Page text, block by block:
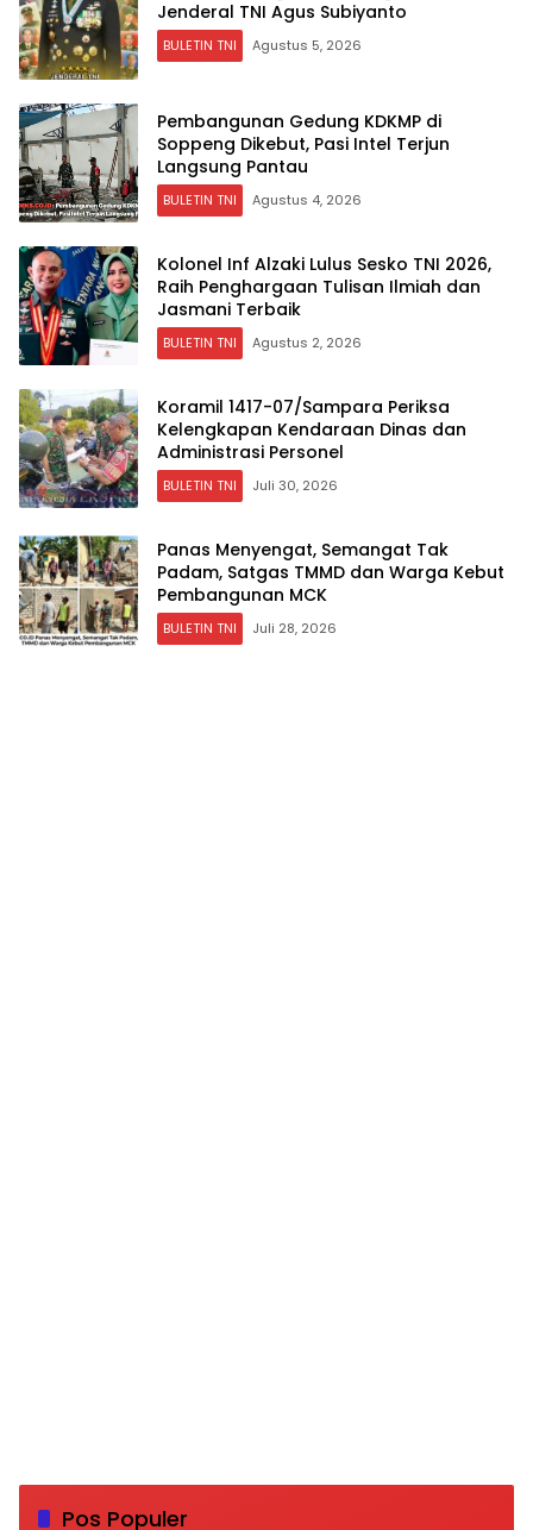
Jenderal TNI Agus Subiyanto
BULETIN TNI Agustus 5, 2026
Pembangunan Gedung KDKMP di
Soppeng Dikebut, Pasi Intel Terjun
Langsung Pantau
BULETIN TNI Agustus 4, 2026
Kolonel Inf Alzaki Lulus Sesko TNI 2026,
Raih Penghargaan Tulisan Ilmiah dan
Jasmani Terbaik
BULETIN TNI Agustus 2, 2026
Koramil 1417-07/Sampara Periksa
Kelengkapan Kendaraan Dinas dan
Administrasi Personel
BULETIN TNI Juli 30, 2026
Panas Menyengat, Semangat Tak
Padam, Satgas TMMD dan Warga Kebut
Pembangunan MCK
BULETIN TNI Juli 28, 2026
Pos Populer